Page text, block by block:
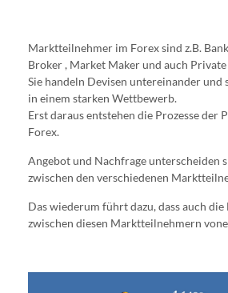
Marktteilnehmer im Forex sind z.B.
Broker , Market Maker und auch Private
Sie handeln Devisen untereinander und
in einem starken Wettbewerb.
Erst daraus entstehen die Prozesse der
Forex.
Angebot und Nachfrage unterscheiden
zwischen den verschiedenen
Das wiederum führt dazu, dass auch
zwischen diesen Marktteilnehmern